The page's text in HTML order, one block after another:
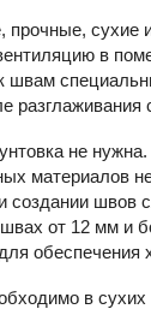
сухие
в
разглаживания
не
создании
от 12 мм и
в